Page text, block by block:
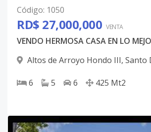
Código: 1050
RD$ 27,000,000 VENTA
Altos de Arroyo Hondo III, Santo
6 5 6 425 Mt2